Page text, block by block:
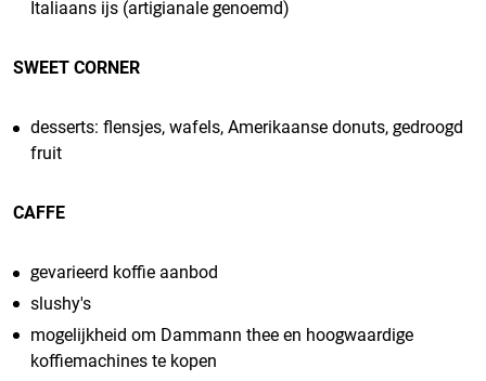
Italiaans ijs (artigianale genoemd)
SWEET CORNER
desserts: flensjes, wafels, Amerikaanse donuts, gedroogd
fruit
CAFFE
gevarieerd koffie aanbod
slushy's
mogelijkheid om Dammann thee en hoogwaardige
koffiemachines te kopen